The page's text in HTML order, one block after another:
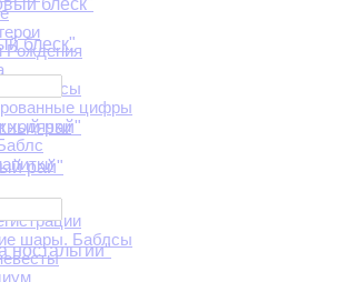
цифры
ходячки
шары. Баблсы
блеск"
рай"